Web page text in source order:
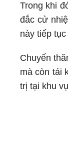
Trong khi
đắc cử
này tiếp
Chuyến
mà còn tái
trị tại khu